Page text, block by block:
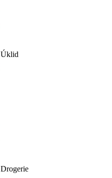
Úklid
Drogerie